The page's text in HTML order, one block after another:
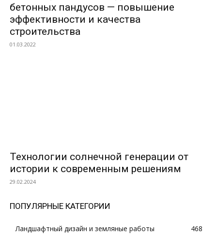
бетонных пандусов — повышение
эффективности и качества
строительства
01.03.2022
Технологии солнечной генерации от
истории к современным решениям
29.02.2024
ПОПУЛЯРНЫЕ КАТЕГОРИИ
Ландшафтный дизайн и земляные работы 468